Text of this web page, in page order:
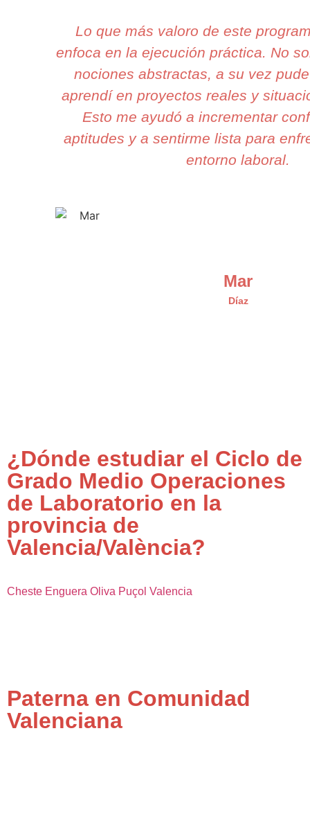
Lo que más valoro de este
enfoca en la ejecución práctica. No
nociones abstractas, a su vez
aprendí en proyectos reales y
Esto me ayudó a incrementar
aptitudes y a sentirme lista para
entorno laboral.
Mar
Díaz
¿Dónde estudiar el Ciclo de
Grado Medio Operaciones
de Laboratorio en la
provincia de
Valencia/València?
Cheste Enguera Oliva Puçol Valencia
Paterna en Comunidad
Valenciana